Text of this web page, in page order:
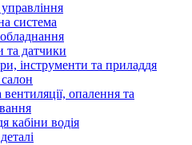
система
та датчики
інструменти та приладдя
опалення та
кабіни водія